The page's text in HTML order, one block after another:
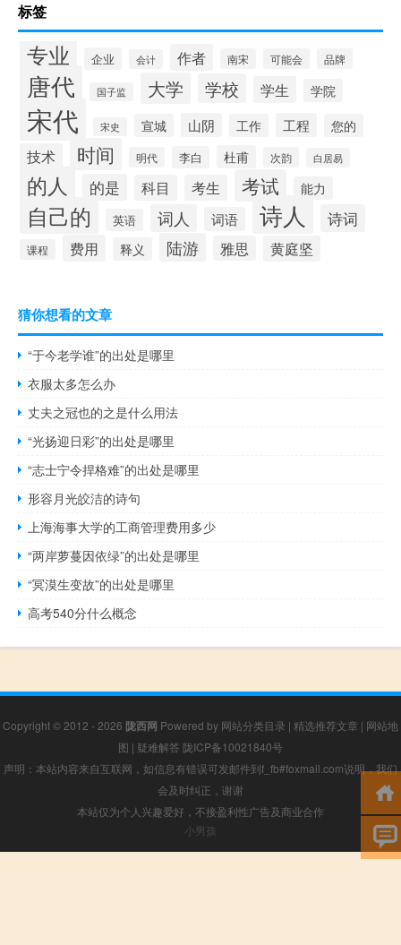
标签
专业 企业 会计 作者 南宋 可能会 品牌
唐代 国子监 大学 学校 学生 学院
宋代 宋史 宣城 山阴 工作 工程 您的
技术 时间 明代 李白 杜甫 次韵 白居易
的人 的是 科目 考生 考试 能力
自己的 英语 词人 词语 诗人 诗词
课程 费用 释义 陆游 雅思 黄庭坚
猜你想看的文章
“于今老学谁”的出处是哪里
衣服太多怎么办
丈夫之冠也的之是什么用法
“光扬迎日彩”的出处是哪里
“志士宁令捍格难”的出处是哪里
形容月光皎洁的诗句
上海海事大学的工商管理费用多少
“两岸萝蔓因依绿”的出处是哪里
“冥漠生变故”的出处是哪里
高考540分什么概念
Copyright © 2012 - 2026 陇西网 Powered by 网站分类目录 | 精选推荐文章 | 网站地
图 | 疑难解答 陇ICP备10021840号
声明：本站内容来自互联网，如信息有错误可发邮件到f_fb#foxmail.com说明，我们
会及时纠正，谢谢
本站仅为个人兴趣爱好，不接盈利性广告及商业合作
小男孩